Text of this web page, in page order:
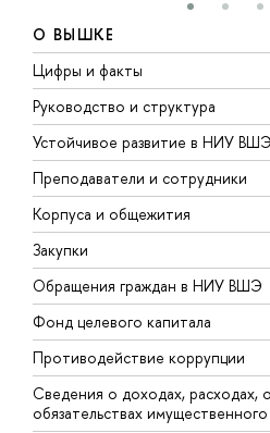
О ВЫШКЕ
Цифры и факты
Руководство и структура
Устойчивое развитие в НИУ ВШЭ
Преподаватели и сотрудники
Корпуса и общежития
Закупки
Обращения граждан в НИУ ВШЭ
Фонд целевого капитала
Противодействие коррупции
Сведения о доходах, расходах,
обязательствах